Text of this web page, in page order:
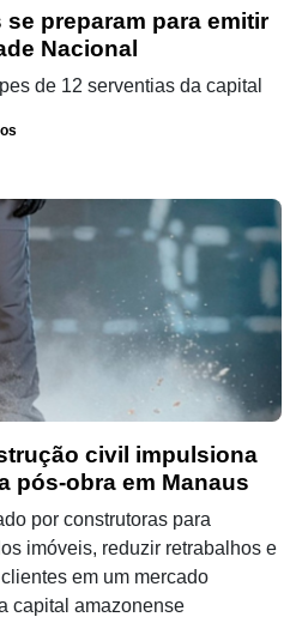
preparam para emitir
Nacional
de 12 serventias da capital
civil impulsiona
pós-obra em Manaus
por construtoras para
imóveis, reduzir retrabalhos e
em um mercado
capital amazonense